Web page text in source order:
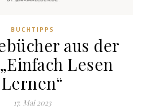
BUCHTIPPS
aus der
Lesen
Lernen“
17. Mai 2023